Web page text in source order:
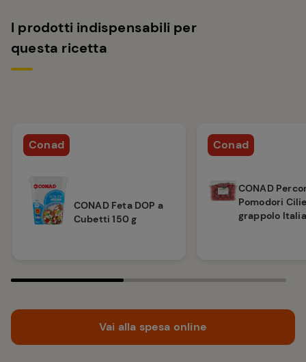
I prodotti indispensabili per
questa ricetta
Conad
CONAD Feta DOP a
Cubetti 150 g
Conad
CONAD
Pomodori
grappolo Italia
Vai alla spesa online